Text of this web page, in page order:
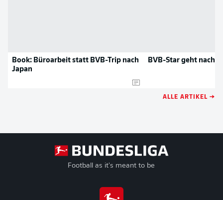
Book: Büroarbeit statt BVB-Trip nach
Japan
BVB-Star geht nach
ALLE ARTIKEL →
Football as it's meant to be